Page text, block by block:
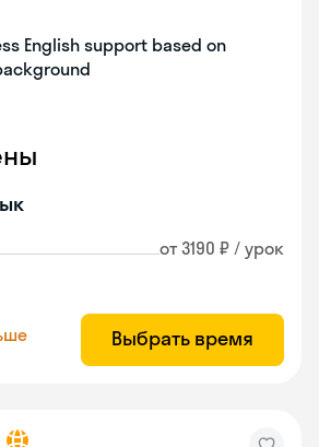
English support based on
от 3190 ₽ / урок
Выбрать время